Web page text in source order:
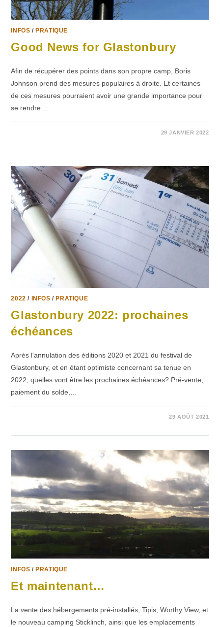
INFOS / PRATIQUE
Good News for Glastonbury
Afin de récupérer des points dans son propre camp, Boris
Johnson prend des mesures populaires à droite. Et certaines
de ces mesures pourraient avoir une grande importance pour
se rendre…
29 JANVIER 2022
2022 / INFOS / PRATIQUE
Glastonbury 2022: prochaines
échéances
Après l'annulation des éditions 2020 et 2021 du festival de
Glastonbury, et en étant optimiste concernant sa tenue en
2022, quelles vont être les prochaines échéances? Pré-vente,
paiement du solde,…
PROCHAINES
29 AOÛT 2021
INFOS / PRATIQUE
Et maintenant…
La vente des hébergements pré-installés, Tipis, Worthy View, et
le nouveau camping Sticklinch, ainsi que les emplacements